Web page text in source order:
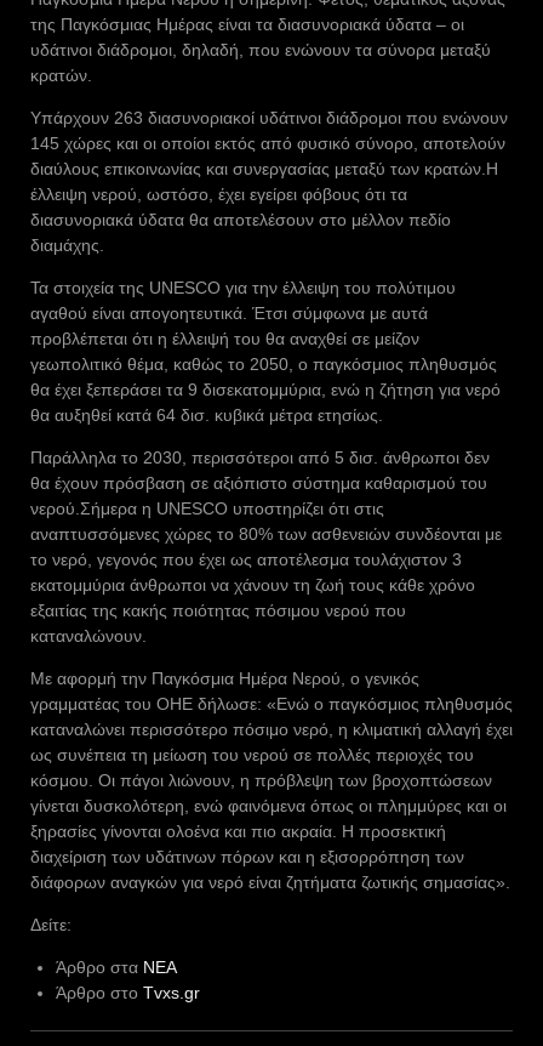
της Παγκόσμιας Ημέρας είναι τα διασυνοριακά ύδατα – οι
υδάτινοι διάδρομοι, δηλαδή, που ενώνουν τα σύνορα μεταξύ
κρατών.
Υπάρχουν 263 διασυνοριακοί υδάτινοι διάδρομοι που ενώνουν
145 χώρες και οι οποίοι εκτός από φυσικό σύνορο, αποτελούν
διαύλους επικοινωνίας και συνεργασίας μεταξύ των κρατών.Η
έλλειψη νερού, ωστόσο, έχει εγείρει φόβους ότι τα
διασυνοριακά ύδατα θα αποτελέσουν στο μέλλον πεδίο
διαμάχης.
Τα στοιχεία της UNESCO για την έλλειψη του πολύτιμου
αγαθού είναι απογοητευτικά. Έτσι σύμφωνα με αυτά
προβλέπεται ότι η έλλειψή του θα αναχθεί σε μείζον
γεωπολιτικό θέμα, καθώς το 2050, ο παγκόσμιος πληθυσμός
θα έχει ξεπεράσει τα 9 δισεκατομμύρια, ενώ η ζήτηση για νερό
θα αυξηθεί κατά 64 δισ. κυβικά μέτρα ετησίως.
Παράλληλα το 2030, περισσότεροι από 5 δισ. άνθρωποι δεν
θα έχουν πρόσβαση σε αξιόπιστο σύστημα καθαρισμού του
νερού.Σήμερα η UNESCO υποστηρίζει ότι στις
αναπτυσσόμενες χώρες το 80% των ασθενειών συνδέονται με
το νερό, γεγονός που έχει ως αποτέλεσμα τουλάχιστον 3
εκατομμύρια άνθρωποι να χάνουν τη ζωή τους κάθε χρόνο
εξαιτίας της κακής ποιότητας πόσιμου νερού που
καταναλώνουν.
Με αφορμή την Παγκόσμια Ημέρα Νερού, ο γενικός
γραμματέας του ΟΗΕ δήλωσε: «Ενώ ο παγκόσμιος πληθυσμός
καταναλώνει περισσότερο πόσιμο νερό, η κλιματική αλλαγή έχει
ως συνέπεια τη μείωση του νερού σε πολλές περιοχές του
κόσμου. Οι πάγοι λιώνουν, η πρόβλεψη των βροχοπτώσεων
γίνεται δυσκολότερη, ενώ φαινόμενα όπως οι πλημμύρες και οι
ξηρασίες γίνονται ολοένα και πιο ακραία. Η προσεκτική
διαχείριση των υδάτινων πόρων και η εξισορρόπηση των
διάφορων αναγκών για νερό είναι ζητήματα ζωτικής σημασίας».
Δείτε:
Άρθρο στα ΝΕΑ
Άρθρο στο Tvxs.gr